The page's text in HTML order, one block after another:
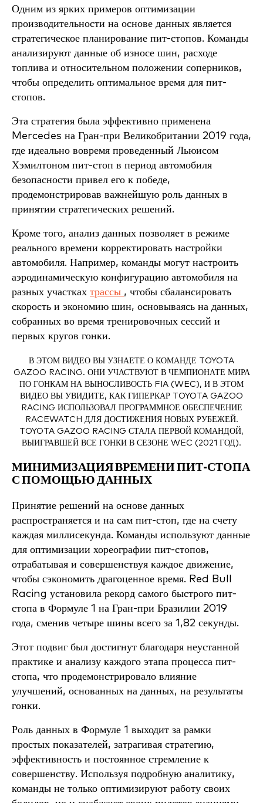
Одним из ярких примеров оптимизации
производительности на основе данных является
стратегическое планирование пит-стопов. Команды
анализируют данные об износе шин, расходе
топлива и относительном положении соперников,
чтобы определить оптимальное время для пит-
стопов.
Эта стратегия была эффективно применена
Mercedes на Гран-при Великобритании 2019 года,
где идеально вовремя проведенный Льюисом
Хэмилтоном пит-стоп в период автомобиля
безопасности привел его к победе,
продемонстрировав важнейшую роль данных в
принятии стратегических решений.
Кроме того, анализ данных позволяет в режиме
реального времени корректировать настройки
автомобиля. Например, команды могут настроить
аэродинамическую конфигурацию автомобиля на
разных участках трассы , чтобы сбалансировать
скорость и экономию шин, основываясь на данных,
собранных во время тренировочных сессий и
первых кругов гонки.
В ЭТОМ ВИДЕО ВЫ УЗНАЕТЕ О КОМАНДЕ TOYOTA
GAZOO RACING. ОНИ УЧАСТВУЮТ В ЧЕМПИОНАТЕ МИРА
ПО ГОНКАМ НА ВЫНОСЛИВОСТЬ FIA (WEC), И В ЭТОМ
ВИДЕО ВЫ УВИДИТЕ, КАК ГИПЕРКАР TOYOTA GAZOO
RACING ИСПОЛЬЗОВАЛ ПРОГРАММНОЕ ОБЕСПЕЧЕНИЕ
RACEWATCH ДЛЯ ДОСТИЖЕНИЯ НОВЫХ РУБЕЖЕЙ.
TOYOTA GAZOO RACING СТАЛА ПЕРВОЙ КОМАНДОЙ,
ВЫИГРАВШЕЙ ВСЕ ГОНКИ В СЕЗОНЕ WEC (2021 ГОД).
МИНИМИЗАЦИЯ ВРЕМЕНИ ПИТ-СТОПА
С ПОМОЩЬЮ ДАННЫХ
Принятие решений на основе данных
распространяется и на сам пит-стоп, где на счету
каждая миллисекунда. Команды используют данные
для оптимизации хореографии пит-стопов,
отрабатывая и совершенствуя каждое движение,
чтобы сэкономить драгоценное время. Red Bull
Racing установила рекорд самого быстрого пит-
стопа в Формуле 1 на Гран-при Бразилии 2019
года, сменив четыре шины всего за 1,82 секунды.
Этот подвиг был достигнут благодаря неустанной
практике и анализу каждого этапа процесса пит-
стопа, что продемонстрировало влияние
улучшений, основанных на данных, на результаты
гонки.
Роль данных в Формуле 1 выходит за рамки
простых показателей, затрагивая стратегию,
эффективность и постоянное стремление к
совершенству. Используя подробную аналитику,
команды не только оптимизируют работу своих